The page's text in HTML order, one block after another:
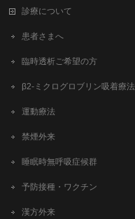
診療について
患者さまへ
臨時透析ご希望の方
β2-ミクログロブリン吸着療法
運動療法
禁煙外来
睡眠時無呼吸症候群
予防接種・ワクチン
漢方外来